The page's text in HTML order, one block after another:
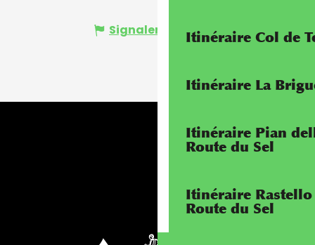
Itinéraire Col de
Itinéraire La
Itinéraire Pian
Route du Sel
Itinéraire
Route du Sel
Signaler une erreur